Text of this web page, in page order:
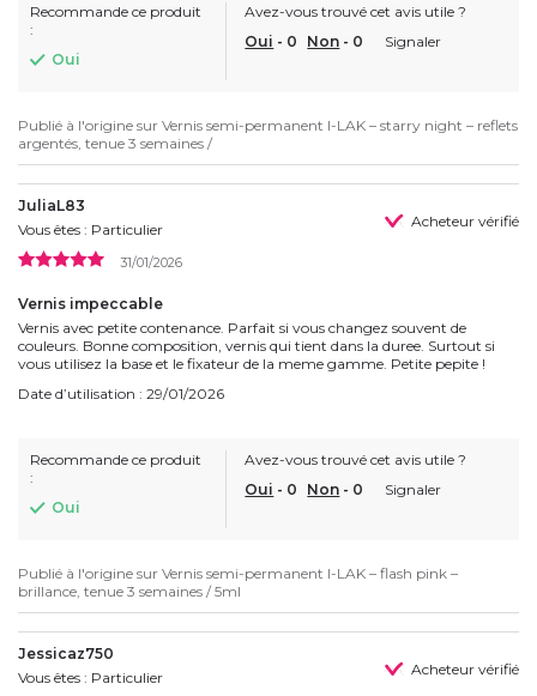
Recommande ce produit
:
Oui
Avez-vous trouvé cet avis utile ?
Oui - 0 Non - 0 Signaler
Publié à l'origine sur Vernis semi-permanent I-LAK – starry night – reflets
argentés, tenue 3 semaines /
JuliaL83
Vous êtes : Particulier
Acheteur vérifié
31/01/2026
Vernis impeccable
Vernis avec petite contenance. Parfait si vous changez souvent de
couleurs. Bonne composition, vernis qui tient dans la duree. Surtout si
vous utilisez la base et le fixateur de la meme gamme. Petite pepite !
Date d’utilisation : 29/01/2026
Recommande ce produit
:
Oui
Avez-vous trouvé cet avis utile ?
Oui - 0 Non - 0 Signaler
Publié à l'origine sur Vernis semi-permanent I-LAK – flash pink –
brillance, tenue 3 semaines / 5ml
Jessicaz750
Vous êtes : Particulier
Acheteur vérifié